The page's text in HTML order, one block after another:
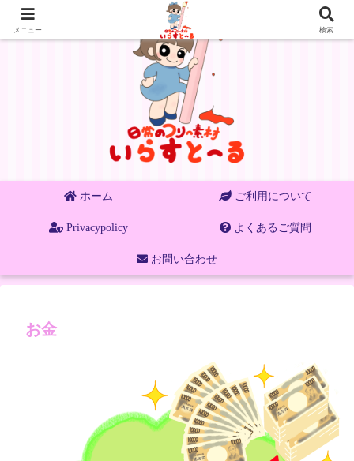
ホーム ご利用について
Privacypolicy よくあるご質問
お問い合わせ
お金
メニュー 検索